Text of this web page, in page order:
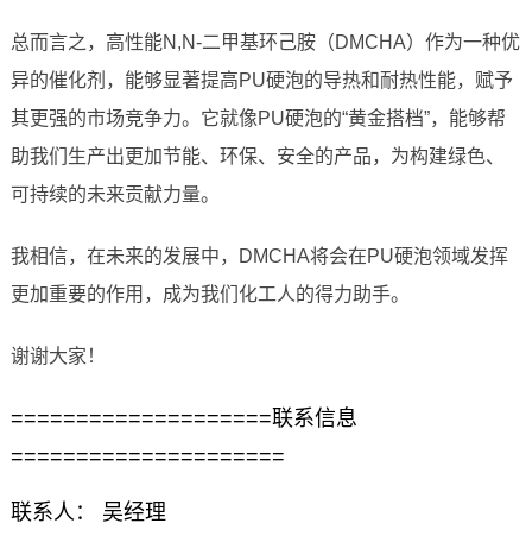
总而言之，高性能N,N-二甲基环己胺（DMCHA）作为一种优
异的催化剂，能够显著提高PU硬泡的导热和耐热性能，赋予
其更强的市场竞争力。它就像PU硬泡的“黄金搭档”，能够帮
助我们生产出更加节能、环保、安全的产品，为构建绿色、
可持续的未来贡献力量。
我相信，在未来的发展中，DMCHA将会在PU硬泡领域发挥
更加重要的作用，成为我们化工人的得力助手。
谢谢大家！
====================联系信息
=====================
联系人： 吴经理